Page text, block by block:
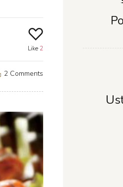
Like2
2 Comments